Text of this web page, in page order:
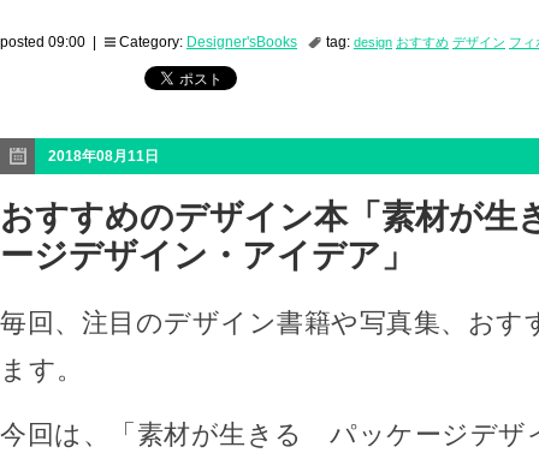
posted 09:00 | Category: Designer'sBooks tag: design おすすめ デザイン フィ
2018年08月11日
おすすめのデザイン本「素材が
ージデザイン・アイデア」
毎回、注目のデザイン書籍や写真集、おす
ます。
今回は、「素材が生きる パッケージデザ